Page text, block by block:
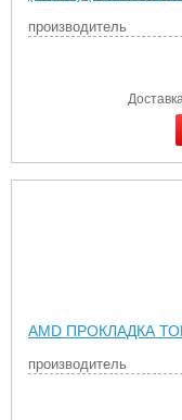
производитель
AMD ПРОКЛАДКА
производитель